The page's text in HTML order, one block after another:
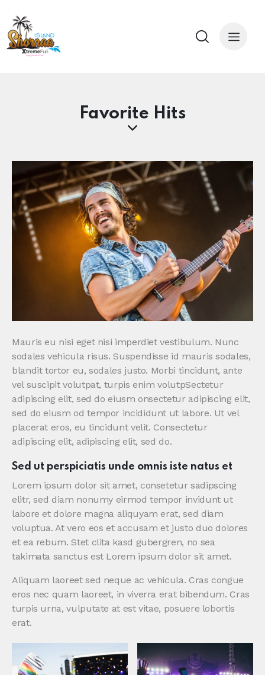
Favorite Hits
Mauris eu nisi eget nisi imperdiet vestibulum. Nunc
sodales vehicula risus. Suspendisse id mauris sodales,
blandit tortor eu, sodales justo. Morbi tincidunt, ante
vel suscipit volutpat, turpis enim volutpSectetur
adipiscing elit, sed do eiusm onsectetur adipiscing elit,
sed do eiusm od tempor incididunt ut labore. Ut vel
placerat eros, eu tincidunt velit. Consectetur
adipiscing elit, adipiscing elit, sed do.
Sed ut perspiciatis unde omnis iste natus et
Lorem ipsum dolor sit amet, consetetur sadipscing
elitr, sed diam nonumy eirmod tempor invidunt ut
labore et dolore magna aliquyam erat, sed diam
voluptua. At vero eos et accusam et justo duo dolores
et ea rebum. Stet clita kasd gubergren, no sea
takimata sanctus est Lorem ipsum dolor sit amet.
Aliquam laoreet sed neque ac vehicula. Cras congue
eros nec quam laoreet, in viverra erat bibendum. Cras
turpis urna, vulputate at est vitae, posuere lobortis
erat.